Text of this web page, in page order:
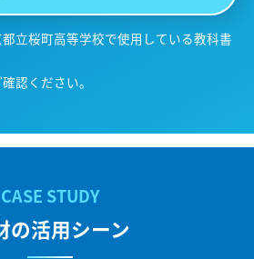
立桜町高等学校で使用している教科書
認ください。
の活用シーン